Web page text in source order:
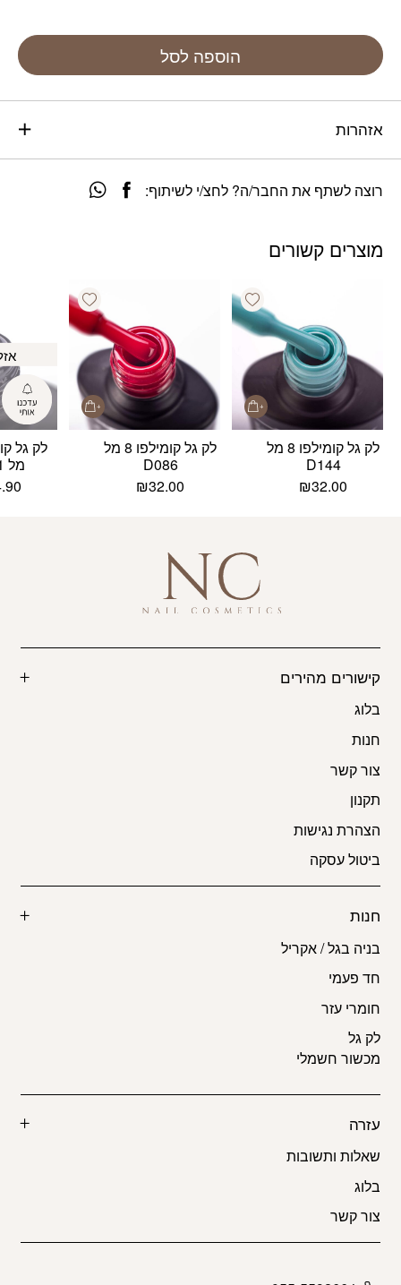
הוספה לסל
אזהרות
רוצה לשתף את החבר/ה? לחצ/י לשיתוף:
מוצרים קשורים
Add wishlist
לק גל קומילפו 8 מל
D144
₪32.00
Add wishlist
לק גל קומילפו 8 מל
D086
₪32.00
מל D001
קישורים מהירים
בלוג
חנות
צור קשר
תקנון
הצהרת נגישות
ביטול עסקה
חנות
בניה בגל / אקריל
חד פעמי
חומרי עזר
לק גל
מכשור חשמלי
עזרה
שאלות ותשובות
בלוג
צור קשר